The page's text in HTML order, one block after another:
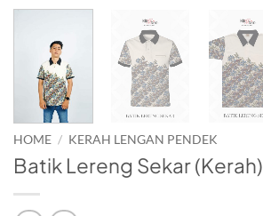
HOME / KERAH LENGAN PENDEK
Batik Lereng Sekar (Kerah)